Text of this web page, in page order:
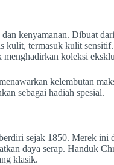
kenyamanan. Dibuat
kulit, termasuk kulit
menghadirkan koleksi
kelembutan
sebagai hadiah spesial.
sejak 1850. Merek ini
daya serap. Handuk
klasik.